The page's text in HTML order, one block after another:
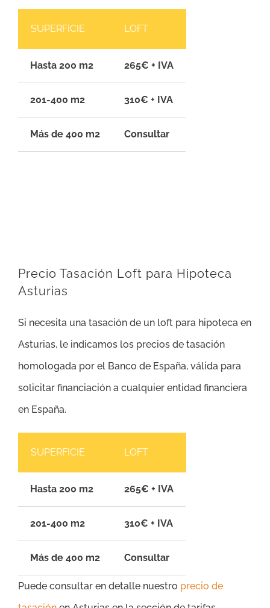
SUPERFICIE LOFT
Hasta 200 m2 265€ + IVA
201-400 m2 310€ + IVA
Más de 400 m2 Consultar
Precio Tasación Loft para Hipoteca
Asturias
Si necesita una tasación de un loft para hipoteca en
Asturias, le indicamos los precios de tasación
homologada por el Banco de España, válida para
solicitar financiación a cualquier entidad financiera
en España.
SUPERFICIE LOFT
Hasta 200 m2 265€ + IVA
201-400 m2 310€ + IVA
Más de 400 m2 Consultar
Puede consultar en detalle nuestro precio de